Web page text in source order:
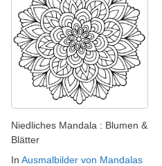
Niedliches Mandala : Blumen &
Blätter
In Ausmalbilder von Mandalas